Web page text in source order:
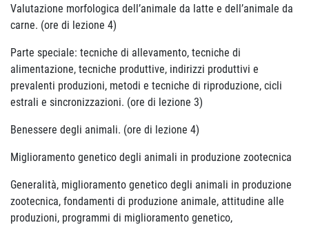
Valutazione morfologica dell’animale da latte e dell’animale da
carne. (ore di lezione 4)
Parte speciale: tecniche di allevamento, tecniche di
alimentazione, tecniche produttive, indirizzi produttivi e
prevalenti produzioni, metodi e tecniche di riproduzione, cicli
estrali e sincronizzazioni. (ore di lezione 3)
Benessere degli animali. (ore di lezione 4)
Miglioramento genetico degli animali in produzione zootecnica
Generalità, miglioramento genetico degli animali in produzione
zootecnica, fondamenti di produzione animale, attitudine alle
produzioni, programmi di miglioramento genetico,